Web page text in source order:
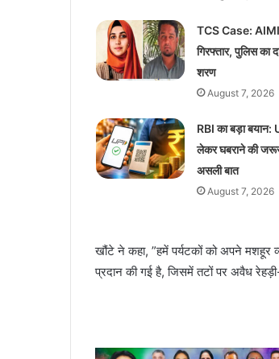
TCS Case:
गिरफ्तार, पुलिस का
शरण
August 7, 2026
RBI का बड़ा बयान:
लेकर घबराने की
असली बात
August 7, 2026
खौंटे ने कहा, ”हमें पर्यटकों को अपने मशहूर
प्रदान की गई है, जिसमें तटों पर अवैध